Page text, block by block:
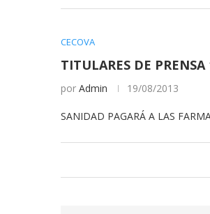
CECOVA
TITULARES DE PRENSA
por Admin 19/08/2013
SANIDAD PAGARÁ A LAS